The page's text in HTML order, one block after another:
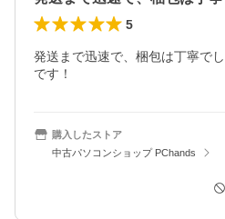
5
発送まで迅速で、梱包は丁寧で
です！
購入したストア
中古パソコンショップ PChands